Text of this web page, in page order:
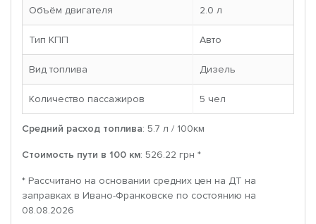
Объём двигателя 2.0 л
Тип КПП Авто
Вид топлива Дизель
Количество пассажиров 5 чел
Средний расход топлива: 5.7 л / 100км
Стоимость пути в 100 км: 526.22 грн *
* Рассчитано на основании средних цен на ДТ на
заправках в Ивано-Франковске по состоянию на
08.08.2026